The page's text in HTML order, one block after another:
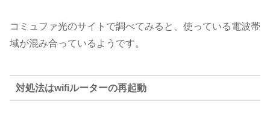
コミュファ光のサイトで調べてみると、使っている電波帯
域が混み合っているようです。
対処法はwifiルーターの再起動